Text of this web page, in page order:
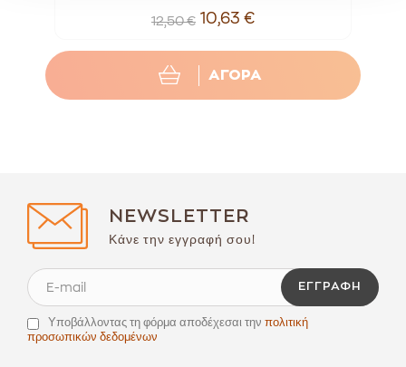
12,50 € 10,63 €
ΑΓΟΡΑ
NEWSLETTER
Κάνε την εγγραφή σου!
ΕΓΓΡΑΦΉ
Υποβάλλοντας τη φόρμα αποδέχεσαι την πολιτική
προσωπικών δεδομένων